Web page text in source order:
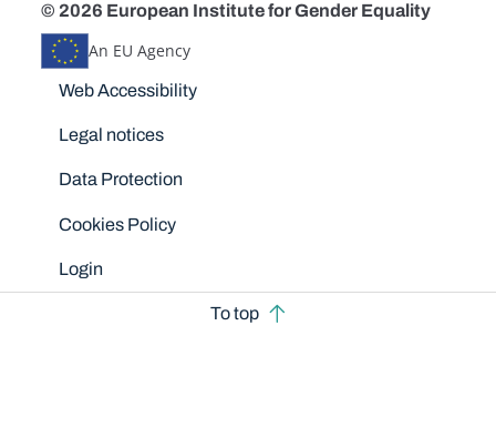
© 2026 European Institute for Gender Equality
An EU Agency
Disclaimers
Web Accessibility
Legal notices
Data Protection
Cookies Policy
Login
To top